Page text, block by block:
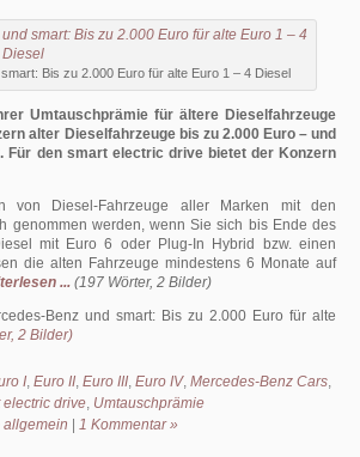
Bis zu 2.000 Euro für alte Euro 1 – 4 Diesel
Umtauschprämie für ältere Dieselfahrzeuge
alter Dieselfahrzeuge bis zu 2.000 Euro – und
Für den smart electric drive bietet der Konzern
von Diesel-Fahrzeuge aller Marken mit den
genommen werden, wenn Sie sich bis Ende des
mit Euro 6 oder Plug-In Hybrid bzw. einen
die alten Fahrzeuge mindestens 6 Monate auf
... (197 Wörter, 2 Bilder)
Benz und smart: Bis zu 2.000 Euro für alte
2 Bilder)
I, Euro II, Euro III, Euro IV, Mercedes-Benz Cars,
electric drive, Umtauschprämie
allgemein 1 Kommentar »